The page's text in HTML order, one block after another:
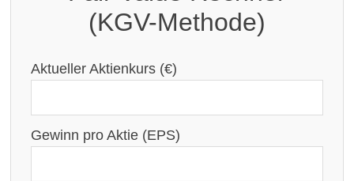
(KGV-Methode)
Aktueller Aktienkurs (€)
Gewinn pro Aktie (EPS)